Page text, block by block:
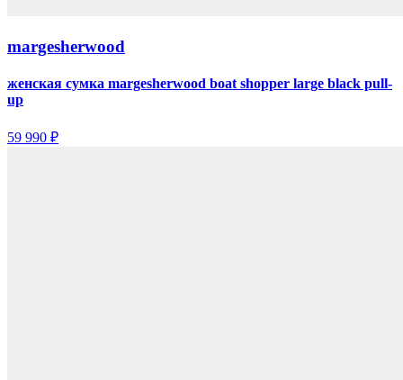
margesherwood
женская сумка margesherwood boat shopper large black pull-
up
59 990 ₽